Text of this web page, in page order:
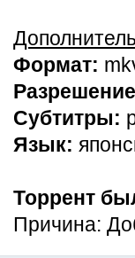
Формат:
Субтитры:
Язык:
Торрент
Причина: